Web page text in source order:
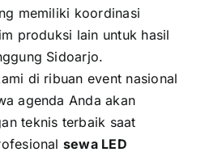
memiliki koordinasi
produksi lain untuk hasil
Sidoarjo.
di ribuan event nasional
agenda Anda akan
teknis terbaik saat
sewa LED